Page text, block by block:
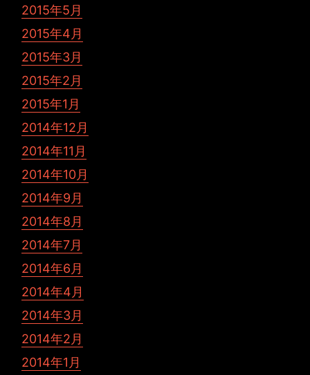
2015年5月
2015年4月
2015年3月
2015年2月
2015年1月
2014年12月
2014年11月
2014年10月
2014年9月
2014年8月
2014年7月
2014年6月
2014年4月
2014年3月
2014年2月
2014年1月